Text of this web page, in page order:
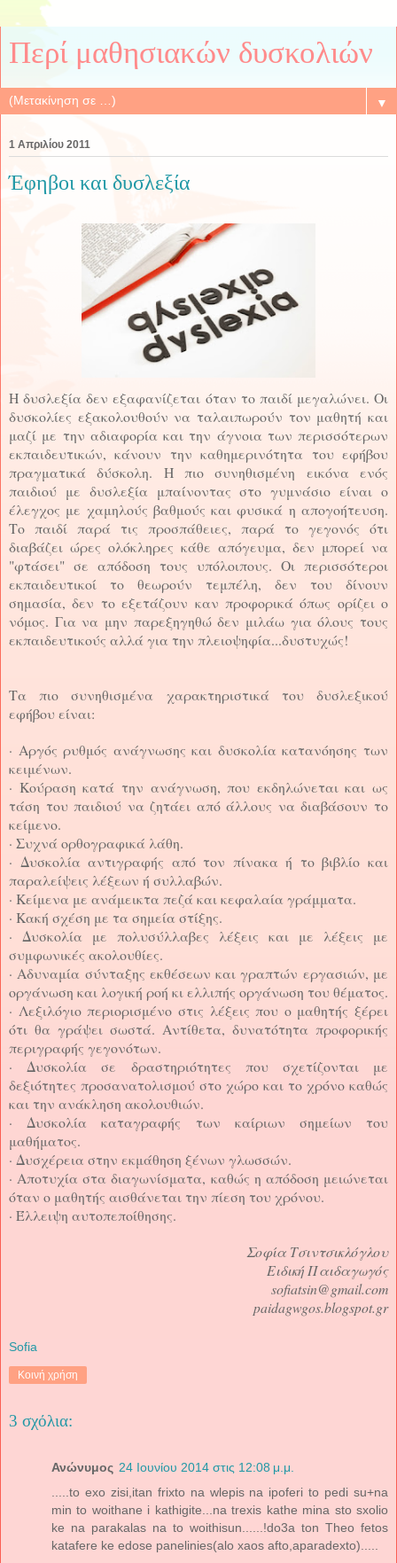
Περί μαθησιακών δυσκολιών
▼
1 Απριλίου 2011
Έφηβοι και δυσλεξία
Η δυσλεξία δεν εξαφανίζεται όταν το παιδί μεγαλώνει. Οι
δυσκολίες εξακολουθούν να ταλαιπωρούν τον μαθητή και
μαζί με την αδιαφορία και την άγνοια των περισσότερων
εκπαιδευτικών, κάνουν την καθημερινότητα του εφήβου
πραγματικά δύσκολη. Η πιο συνηθισμένη εικόνα ενός
παιδιού με δυσλεξία μπαίνοντας στο γυμνάσιο είναι ο
έλεγχος με χαμηλούς βαθμούς και φυσικά η απογοήτευση.
Το παιδί παρά τις προσπάθειες, παρά το γεγονός ότι
διαβάζει ώρες ολόκληρες κάθε απόγευμα, δεν μπορεί να
"φτάσει" σε απόδοση τους υπόλοιπους. Οι περισσότεροι
εκπαιδευτικοί το θεωρούν τεμπέλη, δεν του δίνουν
σημασία, δεν το εξετάζουν καν προφορικά όπως ορίζει ο
νόμος. Για να μην παρεξηγηθώ δεν μιλάω για όλους τους
εκπαιδευτικούς αλλά για την πλειοψηφία...δυστυχώς!
Τα πιο συνηθισμένα χαρακτηριστικά του δυσλεξικού
εφήβου είναι:
· Αργός ρυθμός ανάγνωσης και δυσκολία κατανόησης των
κειμένων.
· Κούραση κατά την ανάγνωση, που εκδηλώνεται και ως
τάση του παιδιού να ζητάει από άλλους να διαβάσουν το
κείμενο.
· Συχνά ορθογραφικά λάθη.
· Δυσκολία αντιγραφής από τον πίνακα ή το βιβλίο και
παραλείψεις λέξεων ή συλλαβών.
· Κείμενα με ανάμεικτα πεζά και κεφαλαία γράμματα.
· Κακή σχέση με τα σημεία στίξης.
· Δυσκολία με πολυσύλλαβες λέξεις και με λέξεις με
συμφωνικές ακολουθίες.
· Αδυναμία σύνταξης εκθέσεων και γραπτών εργασιών, με
οργάνωση και λογική ροή κι ελλιπής οργάνωση του θέματος.
· Λεξιλόγιο περιορισμένο στις λέξεις που ο μαθητής ξέρει
ότι θα γράψει σωστά. Αντίθετα, δυνατότητα προφορικής
περιγραφής γεγονότων.
· Δυσκολία σε δραστηριότητες που σχετίζονται με
δεξιότητες προσανατολισμού στο χώρο και το χρόνο καθώς
και την ανάκληση ακολουθιών.
· Δυσκολία καταγραφής των καίριων σημείων του
μαθήματος.
· Δυσχέρεια στην εκμάθηση ξένων γλωσσών.
· Αποτυχία στα διαγωνίσματα, καθώς η απόδοση μειώνεται
όταν ο μαθητής αισθάνεται την πίεση του χρόνου.
· Έλλειψη αυτοπεποίθησης.
Σοφία Τσιντσικλόγλου
Ειδική Παιδαγωγός
sofiatsin@gmail.com
paidagwgos.blogspot.gr
Sofia
Κοινή χρήση
3 σχόλια:
Ανώνυμος 24 Ιουνίου 2014 στις 12:08 μ.μ.
.....to exo zisi,itan frixto na wlepis na ipoferi to pedi su+na
min to woithane i kathigite...na trexis kathe mina sto sxolio
ke na parakalas na to woithisun......!do3a ton Theo fetos
katafere ke edose panelinies(alo xaos afto,aparadexto).....